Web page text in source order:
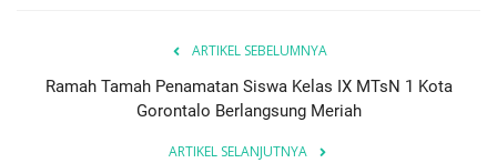
ARTIKEL SEBELUMNYA
Ramah Tamah Penamatan Siswa Kelas IX MTsN 1 Kota
Gorontalo Berlangsung Meriah
ARTIKEL SELANJUTNYA